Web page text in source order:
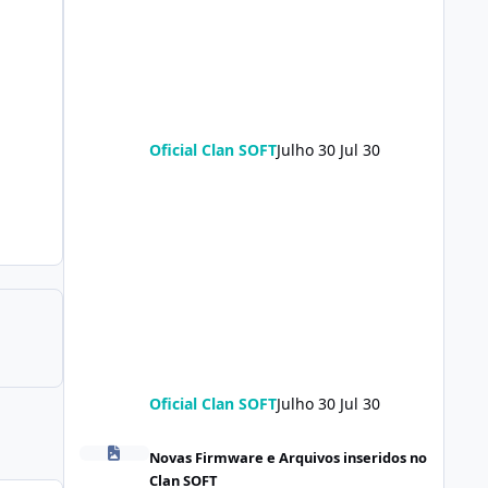
Oficial Clan SOFTJulho 30 Jul 30
Oficial Clan SOFTJulho 30 Jul 30
Novas Firmware e Arquivos inseridos no
Clan SOFT